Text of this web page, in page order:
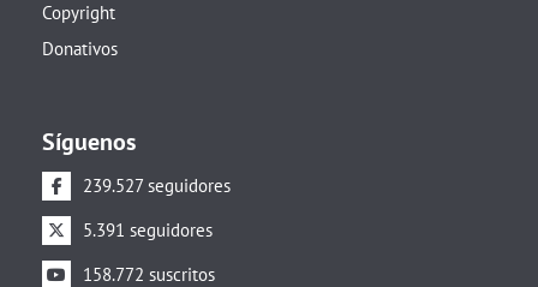
Copyright
Donativos
Síguenos
239.527 seguidores
5.391 seguidores
158.772 suscritos